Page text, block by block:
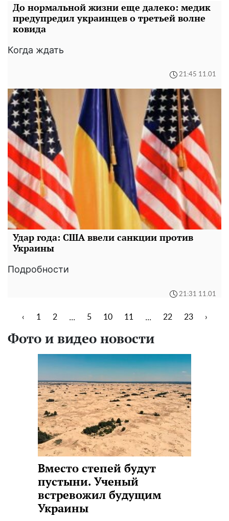
До нормальной жизни еще далеко: медик
предупредил украинцев о третьей волне
ковида
Когда ждать
21:45 11.01
Удар года: США ввели санкции против
Украины
Подробности
21:31 11.01
‹ 1 2 ... 5 10 11 ... 22 23 ›
Фото и видео новости
Вместо степей будут
пустыни. Ученый
встревожил будущим
Украины